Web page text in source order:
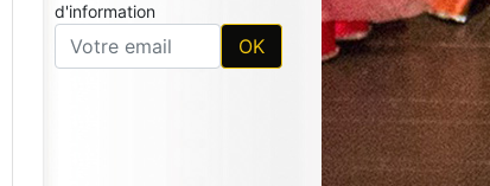
d'information